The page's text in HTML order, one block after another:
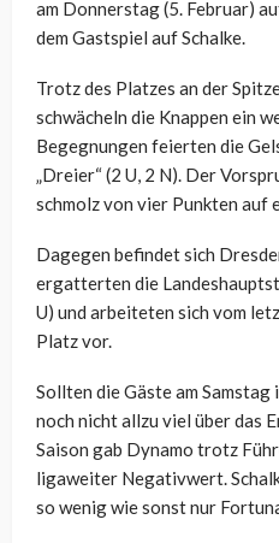
am Donnerstag (5. Februar)
dem Gastspiel auf Schalke.
Trotz des Platzes an der
schwächeln die Knappen ein
Begegnungen feierten die
„Dreier“ (2 U, 2 N). Der
schmolz von vier Punkten auf
Dagegen befindet sich
ergatterten die
U) und arbeiteten sich vom
Platz vor.
Sollten die Gäste am
noch nicht allzu viel über das
Saison gab Dynamo trotz
ligaweiter Negativwert.
so wenig wie sonst nur